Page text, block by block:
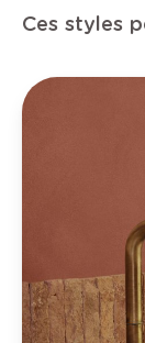
Ces styles